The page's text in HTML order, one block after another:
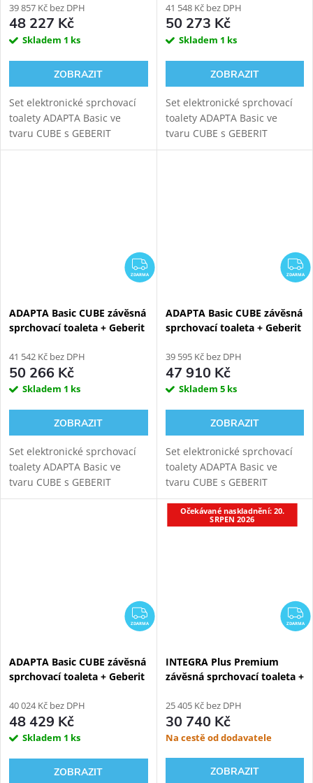
39 857 Kč bez DPH
48 227 Kč
Skladem 1 ks
ZOBRAZIT
Set elektronické sprchovací
toalety ADAPTA Basic ve
tvaru CUBE s GEBERIT
DUOFIX 111.300.00.6
41 548 Kč bez DPH
50 273 Kč
Skladem 1 ks
ZOBRAZIT
Set elektronické sprchovací
toalety ADAPTA Basic ve
tvaru CUBE s GEBERIT
DUOFIX 111.030.00.2
ZDARMA
ZDARMA
ADAPTA Basic CUBE závěsná
sprchovací toaleta + Geberit
41 542 Kč bez DPH
50 266 Kč
Skladem 1 ks
ZOBRAZIT
Set elektronické sprchovací
toalety ADAPTA Basic ve
tvaru CUBE s GEBERIT
DUOFIX 111.003.00.2
ZDARMA
ADAPTA Basic CUBE závěsná
sprchovací toaleta + Geberit
39 595 Kč bez DPH
47 910 Kč
Skladem 5 ks
ZOBRAZIT
Set elektronické sprchovací
toalety ADAPTA Basic ve
tvaru CUBE s GEBERIT
KOMBIFIX ECO 110.302.00.5
modulem pro závěsné WC.
ZDARMA
ZDARMA
ADAPTA Basic CUBE závěsná
sprchovací toaleta + Geberit
40 024 Kč bez DPH
48 429 Kč
Skladem 1 ks
ZOBRAZIT
Očekávané naskladnění: 20.
SRPEN 2026
ZDARMA
INTEGRA Plus Premium
závěsná sprchovací toaleta +
25 405 Kč bez DPH
30 740 Kč
Na cestě od dodavatele
ZOBRAZIT